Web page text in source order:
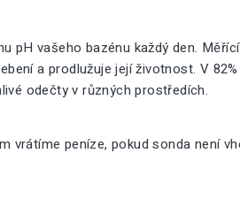
pH vašeho bazénu každý den.
a prodlužuje její životnost. V
odečty v různých prostředích.
peníze, pokud sonda není